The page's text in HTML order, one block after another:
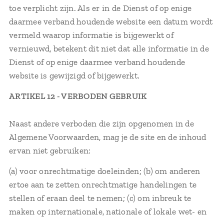
toe verplicht zijn. Als er in de Dienst of op enige
daarmee verband houdende website een datum wordt
vermeld waarop informatie is bijgewerkt of
vernieuwd, betekent dit niet dat alle informatie in de
Dienst of op enige daarmee verband houdende
website is gewijzigd of bijgewerkt.
ARTIKEL 12 - VERBODEN GEBRUIK
Naast andere verboden die zijn opgenomen in de
Algemene Voorwaarden, mag je de site en de inhoud
ervan niet gebruiken:
(a) voor onrechtmatige doeleinden; (b) om anderen
ertoe aan te zetten onrechtmatige handelingen te
stellen of eraan deel te nemen; (c) om inbreuk te
maken op internationale, nationale of lokale wet- en